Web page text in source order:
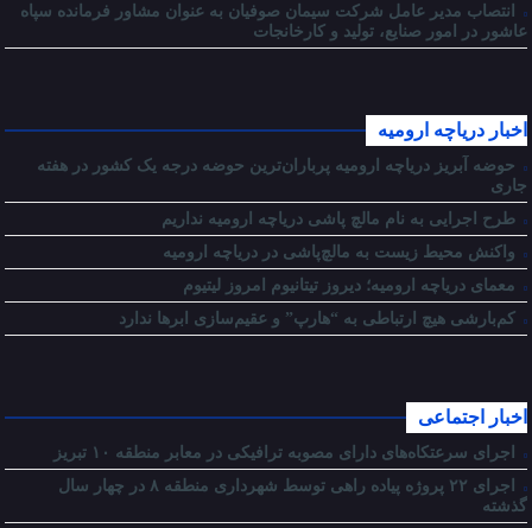
انتصاب مدیر عامل شرکت سیمان صوفیان به عنوان مشاور فرمانده سپاه
عاشور در امور صنایع، تولید و کارخانجات
اخبار دریاچه ارومیه
حوضه آبریز دریاچه ارومیه پرباران‌ترین حوضه‌ درجه یک کشور در هفته
جاری
طرح اجرایی به نام مالچ پاشی دریاچه ارومیه نداریم
واکنش محیط زیست به مالچ‌پاشی در دریاچه ارومیه
معمای دریاچه ارومیه؛ دیروز تیتانیوم امروز لیتیوم
کم‌بارشی هیچ ارتباطی به “هارپ” و عقیم‌سازی ابرها ندارد
اخبار اجتماعی
اجرای سرعتکاه‌های دارای مصوبه ترافیکی در معابر منطقه ۱۰ تبریز
اجرای ۲۲ پروژه پیاده راهی توسط شهرداری منطقه ۸ در چهار سال
گذشته